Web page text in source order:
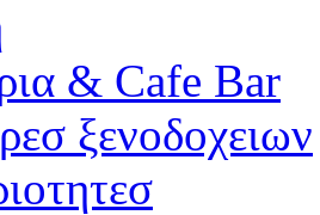
& Cafe Bar
ξενοδοχειων